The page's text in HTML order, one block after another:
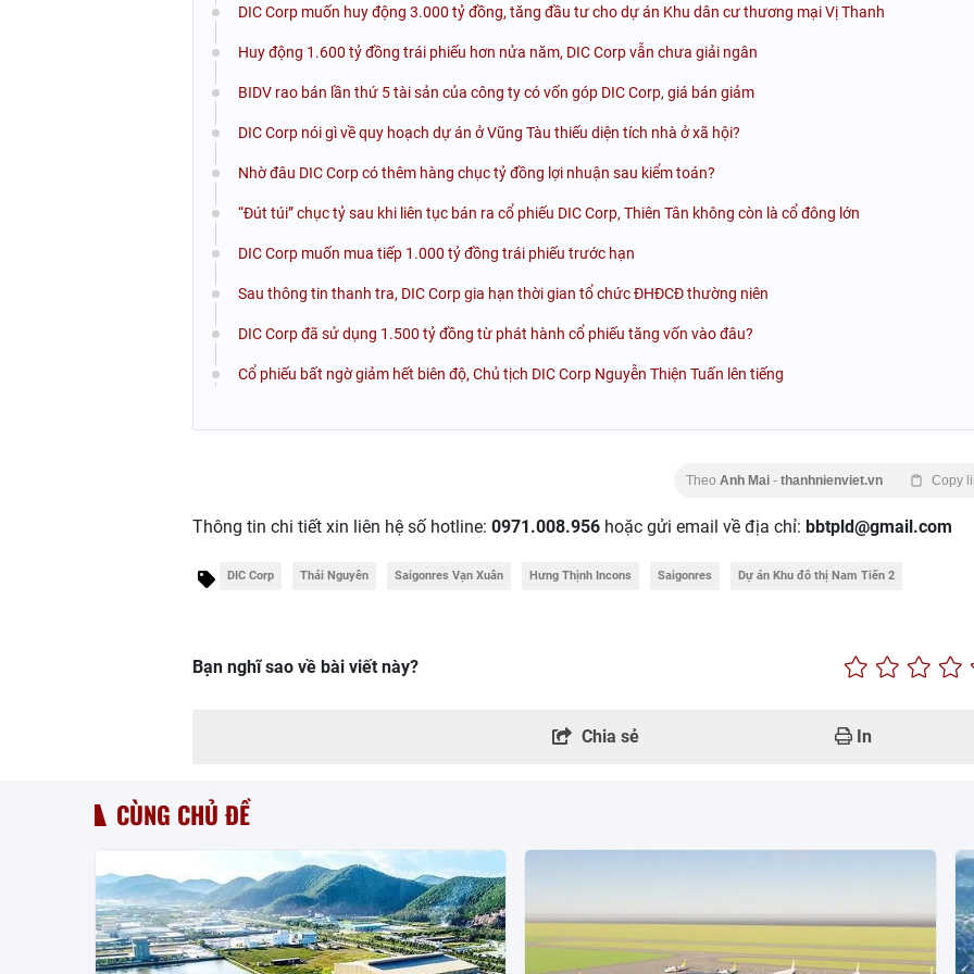
DIC Corp muốn huy động 3.000 tỷ đồng, tăng đầu tư cho dự án Khu dân cư thương mại Vị Thanh
Huy động 1.600 tỷ đồng trái phiếu hơn nửa năm, DIC Corp vẫn chưa giải ngân
BIDV rao bán lần thứ 5 tài sản của công ty có vốn góp DIC Corp, giá bán giảm
DIC Corp nói gì về quy hoạch dự án ở Vũng Tàu thiếu diện tích nhà ở xã hội?
Nhờ đâu DIC Corp có thêm hàng chục tỷ đồng lợi nhuận sau kiểm toán?
“Đút túi” chục tỷ sau khi liên tục bán ra cổ phiếu DIC Corp, Thiên Tân không còn là cổ đông lớn
DIC Corp muốn mua tiếp 1.000 tỷ đồng trái phiếu trước hạn
Sau thông tin thanh tra, DIC Corp gia hạn thời gian tổ chức ĐHĐCĐ thường niên
DIC Corp đã sử dụng 1.500 tỷ đồng từ phát hành cổ phiếu tăng vốn vào đâu?
Cổ phiếu bất ngờ giảm hết biên độ, Chủ tịch DIC Corp Nguyễn Thiện Tuấn lên tiếng
Theo Anh Mai - thanhnienviet.vn Copy
Thông tin chi tiết xin liên hệ số hotline: 0971.008.956 hoặc gửi email về địa chỉ: bbtpld@gmail.com
DIC Corp Thái Nguyên Saigonres Vạn Xuân Hưng Thịnh Incons Saigonres Dự án Khu đô thị Nam Tiến 2
Bạn nghĩ sao về bài viết này?
Chia sẻ In
CÙNG CHỦ ĐỀ